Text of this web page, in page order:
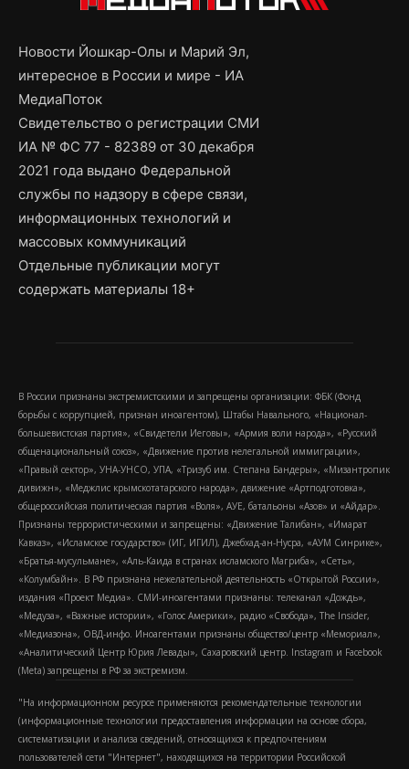
Новости Йошкар-Олы и Марий Эл,
интересное в России и мире - ИА
МедиаПоток
Свидетельство о регистрации СМИ
ИА № ФС 77 - 82389 от 30 декабря
2021 года выдано Федеральной
службы по надзору в сфере связи,
информационных технологий и
массовых коммуникаций
Отдельные публикации могут
содержать материалы 18+
В России признаны экстремистскими и запрещены организации: ФБК (Фонд
борьбы с коррупцией, признан иноагентом), Штабы Навального, «Национал-
большевистская партия», «Свидетели Иеговы», «Армия воли народа», «Русский
общенациональный союз», «Движение против нелегальной иммиграции»,
«Правый сектор», УНА-УНСО, УПА, «Тризуб им. Степана Бандеры», «Мизантропик
дивижн», «Меджлис крымскотатарского народа», движение «Артподготовка»,
общероссийская политическая партия «Воля», АУЕ, батальоны «Азов» и «Айдар».
Признаны террористическими и запрещены: «Движение Талибан», «Имарат
Кавказ», «Исламское государство» (ИГ, ИГИЛ), Джебхад-ан-Нусра, «АУМ Синрике»,
«Братья-мусульмане», «Аль-Каида в странах исламского Магриба», «Сеть»,
«Колумбайн». В РФ признана нежелательной деятельность «Открытой России»,
издания «Проект Медиа». СМИ-иноагентами признаны: телеканал «Дождь»,
«Медуза», «Важные истории», «Голос Америки», радио «Свобода», The Insider,
«Медиазона», ОВД-инфо. Иноагентами признаны общество/центр «Мемориал»,
«Аналитический Центр Юрия Левады», Сахаровский центр. Instagram и Facebook
(Metа) запрещены в РФ за экстремизм.
"На информационном ресурсе применяются рекомендательные технологии
(информационные технологии предоставления информации на основе сбора,
систематизации и анализа сведений, относящихся к предпочтениям
пользователей сети "Интернет", находящихся на территории Российской